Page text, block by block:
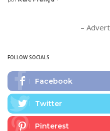
–
FOLLOW SOCIALS
Facebook
Twitter
Pinterest